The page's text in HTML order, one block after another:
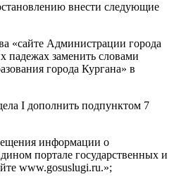
ановлению внести следующие
«сайте Администрациигорода
падежах заменить словами
города Кургана» в
I дополнить подпунктом 7
информации о
портале государственных и
www.gosuslugi.ru.»;